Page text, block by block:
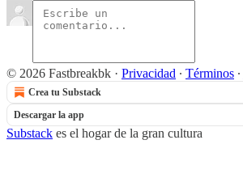
© 2026 Fastbreakbk · Privacidad ∙ Términos ∙
Crea tu Substack
Descargar la app
Substack es el hogar de la gran cultura